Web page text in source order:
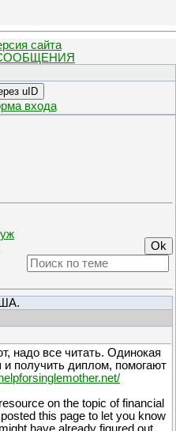
сайта
uID
входа
надо все читать. Одинокая
получить диплом, помогают
on the topic of financial
this page to let you know